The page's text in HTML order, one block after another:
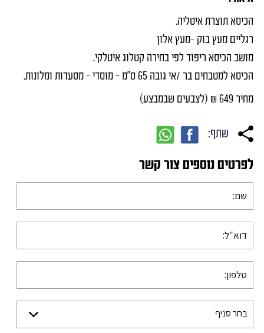
הכיסא תוצרת איטליה.
רגליים מעץ בוק –מעץ אלון
מושב הכיסא ריפוד לפי בחירה קטלוג איטלקי.
הכיסא למטבחים בר /אי גובה 65 ס"מ – מוסדי – מסעדות ומלונות.
מחיר 649 ₪ (לצבעים שבמבצע)
שתף:
לפרטים נוספים צור קשר
בחר סניף